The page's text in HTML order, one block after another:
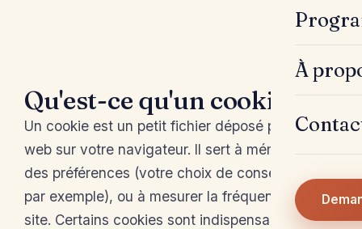
À
Qu'est-ce qu'un cookie ?
Un cookie est un petit fichier déposé par un site
web sur votre navigateur. Il sert à mémoriser
des préférences (votre choix de consentement,
par exemple), ou à mesurer la fréquentation du
site. Certains cookies sont indispensables,